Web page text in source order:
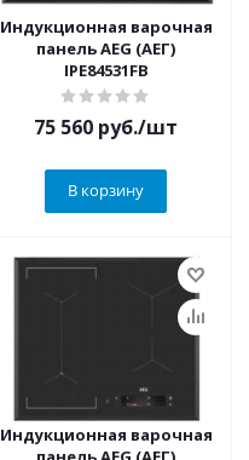
Индукционная варочная
панель AEG (АЕГ)
IPE84531FB
75 560 руб./шт
В корзину
Индукционная варочная